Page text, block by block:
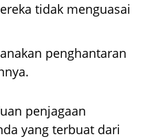
tidak menguasai
penghantaran
penjagaan
yang terbuat dari